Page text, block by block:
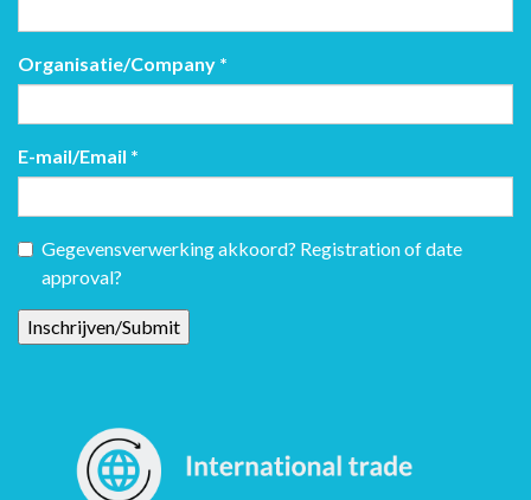
Organisatie/Company *
E-mail/Email *
Gegevensverwerking akkoord? Registration of date
approval?